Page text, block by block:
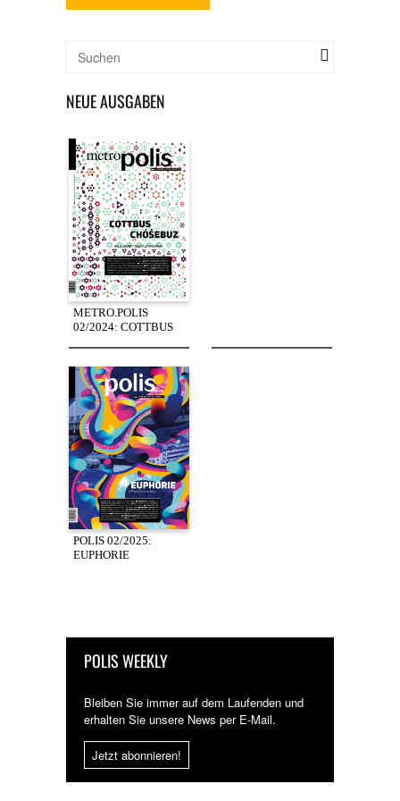
NEUE AUSGABEN
METRO.POLIS
02/2024: COTTBUS
POLIS 02/2025:
EUPHORIE
POLIS WEEKLY
Bleiben Sie immer auf dem Laufenden und
erhalten Sie unsere News per E-Mail.
Jetzt abonnieren!